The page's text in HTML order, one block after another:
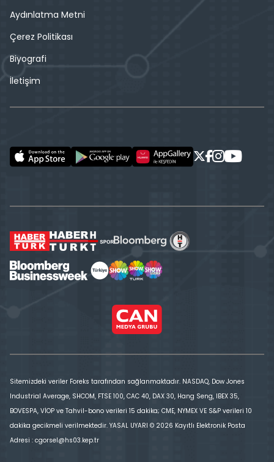
Aydınlatma Metni
Çerez Politikası
Biyografi
İletişim
Sitemizdeki veriler Foreks tarafından sağlanmaktadır. NASDAQ, Dow Jones
Industrial Average, SHCOM, FTSE 100, CAC 40, DAX 30, Hang Seng, IBEX 35,
BOVESPA, VİOP ve Tahvil-bono verileri 15 dakika; CME, NYMEX VE S&P verileri 10
dakika gecikmeli verilmektedir. YASAL UYARI © 2026 Kayıtlı Elektronik Posta
Adresi : cgorsel@hs03.kep.tr